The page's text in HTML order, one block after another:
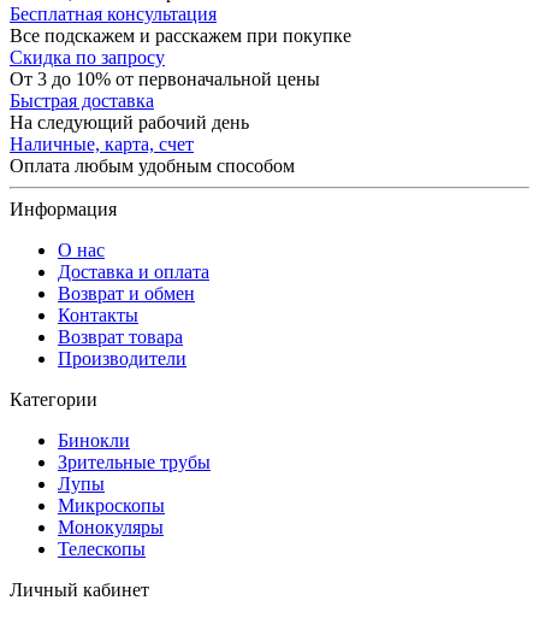
Бесплатная консультация
Все подскажем и расскажем при покупке
Скидка по запросу
От 3 до 10% от первоначальной цены
Быстрая доставка
На следующий рабочий день
Наличные, карта, счет
Оплата любым удобным способом
Информация
О нас
Доставка и оплата
Возврат и обмен
Контакты
Возврат товара
Производители
Категории
Бинокли
Зрительные трубы
Лупы
Микроскопы
Монокуляры
Телескопы
Личный кабинет